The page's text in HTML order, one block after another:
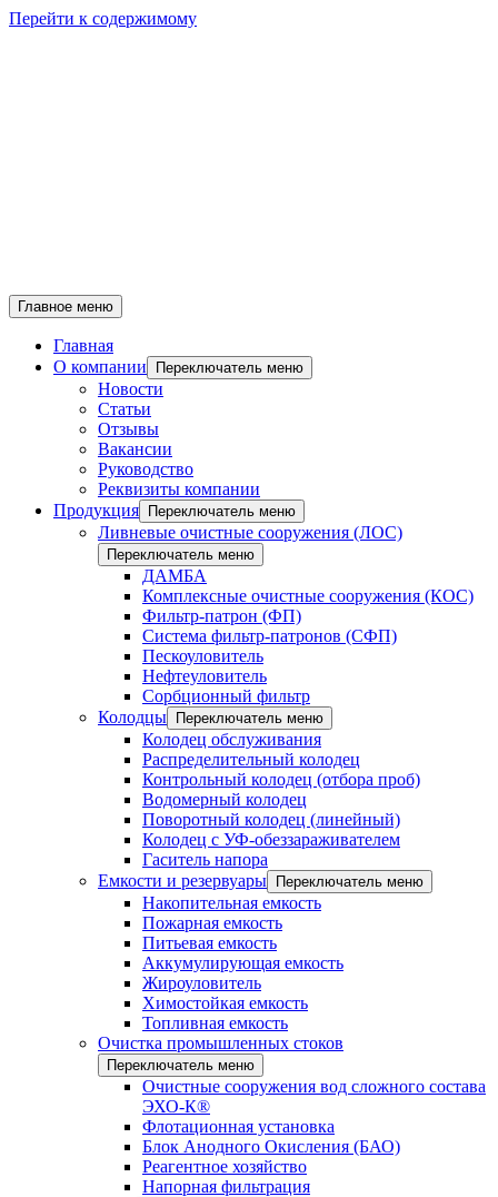
Перейти к содержимому
Главное меню
Главная
О компании
Переключатель меню
Новости
Статьи
Отзывы
Вакансии
Руководство
Реквизиты компании
Продукция
Переключатель меню
Ливневые очистные сооружения (ЛОС)
Переключатель меню
ДАМБА
Комплексные очистные сооружения (КОС)
Фильтр-патрон (ФП)
Система фильтр-патронов (СФП)
Пескоуловитель
Нефтеуловитель
Сорбционный фильтр
Колодцы
Переключатель меню
Колодец обслуживания
Распределительный колодец
Контрольный колодец (отбора проб)
Водомерный колодец
Поворотный колодец (линейный)
Колодец с УФ-обеззараживателем
Гаситель напора
Емкости и резервуары
Переключатель меню
Накопительная емкость
Пожарная емкость
Питьевая емкость
Аккумулирующая емкость
Жироуловитель
Химостойкая емкость
Топливная емкость
Очистка промышленных стоков
Переключатель меню
Очистные сооружения вод сложного состава
ЭХО-К®
Флотационная установка
Блок Анодного Окисления (БАО)
Реагентное хозяйство
Напорная фильтрация